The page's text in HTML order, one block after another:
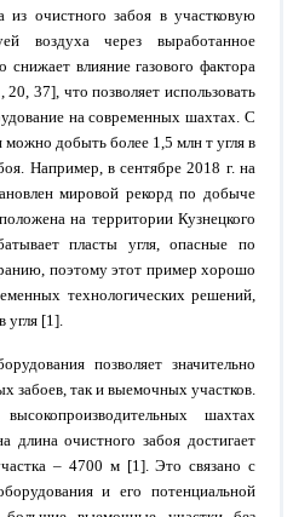
из очистного забоя в участковую
воздуха через выработанное
снижает влияние газового фактора
37], что позволяет использовать
на современных шахтах. С
добыть более 1,5 млн т угля в
Например, в сентябре 2018 г. на
мировой рекорд по добыче
на территории Кузнецкого
пласты угля, опасные по
поэтому этот пример хорошо
технологических решений,
угля [1].
позволяет значительно
забоев, так и выемочных участков.
шахтах
длина очистного забоя достигает
– 4700 м [1]. Это связано с
и его потенциальной